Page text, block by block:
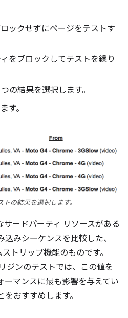
ックせずにページをテストす
をブロックしてテストを繰り
の結果を選択します。
す。
の結果を選択します。
ードパーティ リソースがある
みシーケンスを比較した、
トリップ機能のものです。
ジンのテストでは、この値を
ーマンスに最も影響を与えてい
おすすめします。